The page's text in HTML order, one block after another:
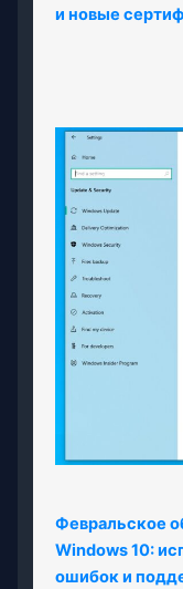
и новые
Февральское
Windows 10:
ошибок и